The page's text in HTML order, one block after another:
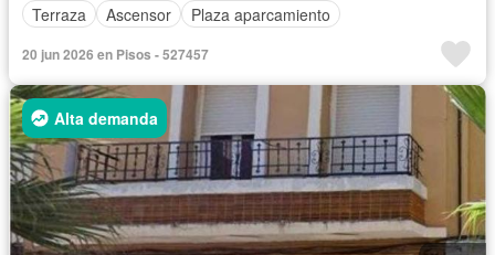
Terraza
Ascensor Plaza aparcamiento
20 jun 2026 en Pisos - 527457
Alta demanda